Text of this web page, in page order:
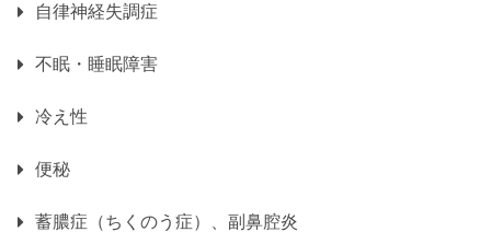
自律神経失調症
不眠・睡眠障害
冷え性
便秘
蓄膿症（ちくのう症）、副鼻腔炎